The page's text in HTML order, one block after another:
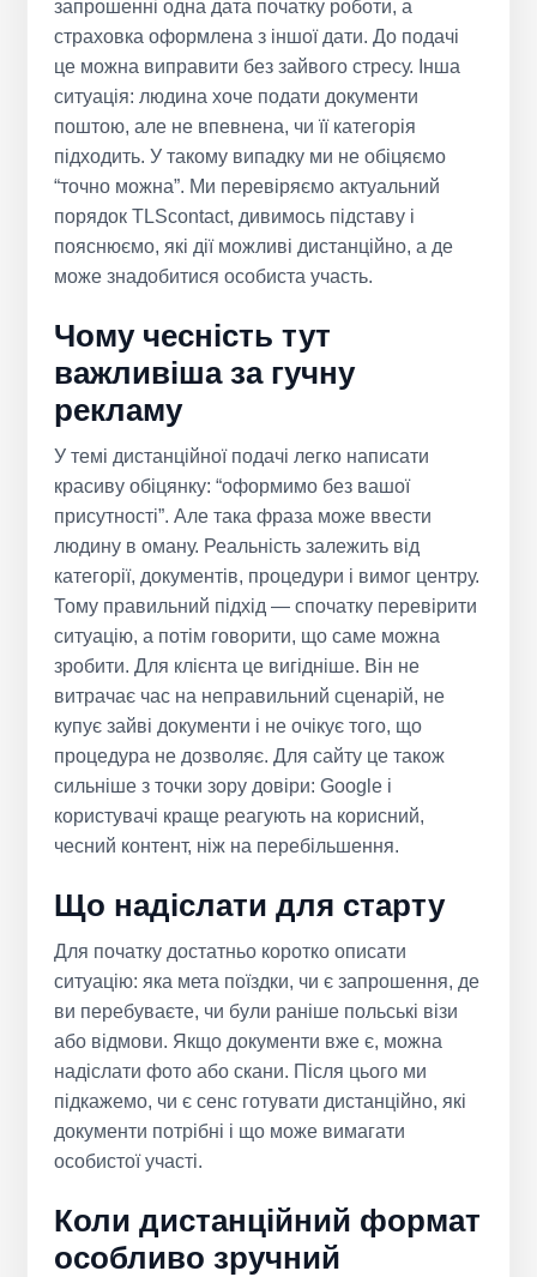
запрошенні одна дата початку роботи, а
страховка оформлена з іншої дати. До подачі
це можна виправити без зайвого стресу. Інша
ситуація: людина хоче подати документи
поштою, але не впевнена, чи її категорія
підходить. У такому випадку ми не обіцяємо
“точно можна”. Ми перевіряємо актуальний
порядок TLScontact, дивимось підставу і
пояснюємо, які дії можливі дистанційно, а де
може знадобитися особиста участь.
Чому чесність тут
важливіша за гучну
рекламу
У темі дистанційної подачі легко написати
красиву обіцянку: “оформимо без вашої
присутності”. Але така фраза може ввести
людину в оману. Реальність залежить від
категорії, документів, процедури і вимог центру.
Тому правильний підхід — спочатку перевірити
ситуацію, а потім говорити, що саме можна
зробити. Для клієнта це вигідніше. Він не
витрачає час на неправильний сценарій, не
купує зайві документи і не очікує того, що
процедура не дозволяє. Для сайту це також
сильніше з точки зору довіри: Google і
користувачі краще реагують на корисний,
чесний контент, ніж на перебільшення.
Що надіслати для старту
Для початку достатньо коротко описати
ситуацію: яка мета поїздки, чи є запрошення, де
ви перебуваєте, чи були раніше польські візи
або відмови. Якщо документи вже є, можна
надіслати фото або скани. Після цього ми
підкажемо, чи є сенс готувати дистанційно, які
документи потрібні і що може вимагати
особистої участі.
Коли дистанційний формат
особливо зручний